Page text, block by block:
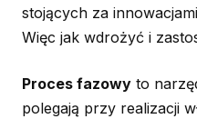
stojących za
Więc jak wdrożyć i
Proces fazowy to
polegają przy realizacji